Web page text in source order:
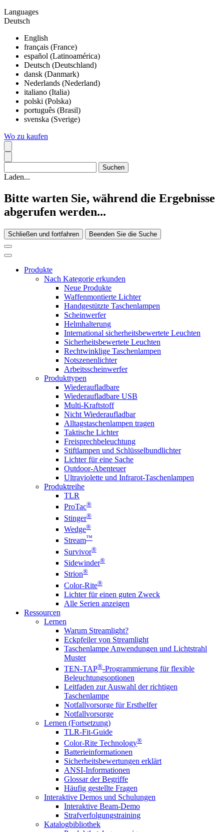
Languages
Deutsch
English
français (France)
español (Latinoamérica)
Deutsch (Deutschland)
dansk (Danmark)
Nederlands (Nederland)
italiano (Italia)
polski (Polska)
português (Brasil)
svenska (Sverige)
Wo zu kaufen
Laden...
Bitte warten Sie, während die Ergebnisse
abgerufen werden...
Schließen und fortfahren Beenden Sie die Suche
Produkte
Nach Kategorie erkunden
Neue Produkte
Waffenmontierte Lichter
Handgestützte Taschenlampen
Scheinwerfer
Helmhalterung
International sicherheitsbewertete Leuchten
Sicherheitsbewertete Leuchten
Rechtwinklige Taschenlampen
Notszenenlichter
Arbeitsscheinwerfer
Produkttypen
Wiederaufladbare
Wiederaufladbare USB
Multi-Kraftstoff
Nicht Wiederaufladbar
Alltagstaschenlampen tragen
Taktische Lichter
Freisprechbeleuchtung
Stiftlampen und Schlüsselbundlichter
Lichter für eine Sache
Outdoor-Abenteuer
Ultraviolette und Infrarot-Taschenlampen
Produktreihe
TLR
ProTac®
Stinger®
Wedge®
Stream™
Survivor®
Sidewinder®
Strion®
Color-Rite®
Lichter für einen guten Zweck
Alle Serien anzeigen
Ressourcen
Lernen
Warum Streamlight?
Eckpfeiler von Streamlight
Taschenlampe Anwendungen und Lichtstrahl
Muster
TEN-TAP®-Programmierung für flexible
Beleuchtungsoptionen
Leitfaden zur Auswahl der richtigen
Taschenlampe
Notfallvorsorge für Ersthelfer
Notfallvorsorge
Lernen (Fortsetzung)
TLR-Fit-Guide
Color-Rite Technology®
Batterieinformationen
Sicherheitsbewertungen erklärt
ANSI-Informationen
Glossar der Begriffe
Häufig gestellte Fragen
Interaktive Demos und Schulungen
Interaktive Beam-Demo
Strafverfolgungstraining
Katalogbibliothek